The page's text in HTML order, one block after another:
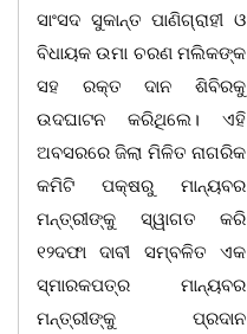
ସାଂସଦ ସୁକାନ୍ତ ପାଣିଗ୍ରାହୀ ଓ
ବିଧାୟକ ଉମା ଚରଣ ମଲିକଙ୍କ
ସହ ରକ୍ତ ଦାନ ଶିବିରକୁ
ଉଦଘାଟନ କରିଥିଲେ। ଏହି
ଅବସରରେ ଜିଲା ମିଳିତ ନାଗରିକ
କମିଟି ପକ୍ଷରୁ ମାନ୍ୟବର
ମନ୍ତ୍ରୀଙ୍କୁ ସ୍ୱାଗତ କରି
୧୨ଦଫା ଦାବୀ ସମ୍ବଳିତ ଏକ
ସ୍ମାରକପତ୍ର ମାନ୍ୟବର
ମନ୍ତ୍ରୀଙ୍କୁ ପ୍ରଦାନ